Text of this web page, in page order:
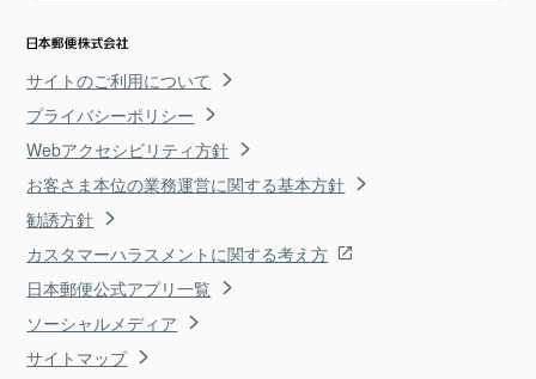
サイトのご利用について
プライバシーポリシー
Webアクセシビリティ方針
お客さま本位の業務運営に関する基本方針
勧誘方針
カスタマーハラスメントに関する考え方
日本郵便公式アプリ一覧
ソーシャルメディア
サイトマップ